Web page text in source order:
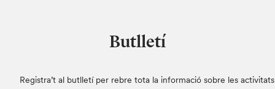
Butlletí
Registra’t al butlletí per rebre tota la informació sobre les activitats